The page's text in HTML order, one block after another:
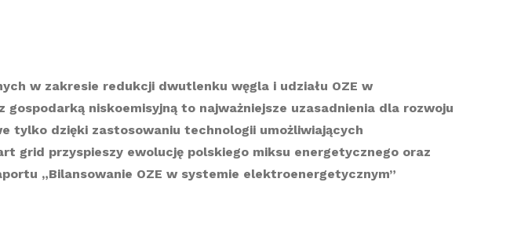
w zakresie redukcji dwutlenku węgla i udziału OZE w
niskoemisyjną to najważniejsze uzasadnienia dla rozwoju
tylko dzięki zastosowaniu technologii umożliwiających
grid przyspieszy ewolucję polskiego miksu energetycznego oraz
„Bilansowanie OZE w systemie elektroenergetycznym”